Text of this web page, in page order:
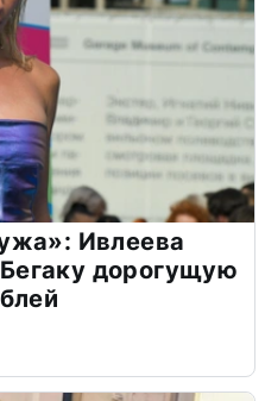
Ивлеева
дорогущую